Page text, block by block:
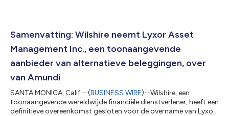
richt op het verbetern van de transparantie, het verminderen
verhogen van nettorendementen voor institutionele beleggers
wereldwijd. Bij deze sam...
Samenvatting: Wilshire neemt Lyxor Asset
Management Inc., een toonaangevende
aanbieder van alternatieve beleggingen, over
van Amundi
SANTA MONICA, Calif.--(BUSINESS WIRE)--Wilshire, een
toonaangevende wereldwijde financiële dienstverlener, heeft een
definitieve overeenkomst gesloten voor de overname van Lyxor